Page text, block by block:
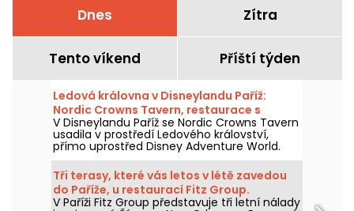
Dnes Zítra
Tento víkend Příští týden
Ledová královna v Disneylandu Paříž:
Nordic Crowns Tavern, restaurace s
autentickými severskými specialitami
V Disneylandu Paříž se Nordic Crowns Tavern
usadila v prostředí Ledového království,
přímo uprostřed Disney Adventure World.
Tento nový restaurant, laděný do
skandinávského stylu, nabízí návštěvníkům
pokračování zážitku z Arendelle
prostřednictvím atmosféry, dekorací a
speciální nabídky jídel připravené právě pro
Tři terasy, které vás letos v létě zavedou
do Paříže, u restaurací Fitz Group.
V Paříži Fitz Group představuje tři letní nálady